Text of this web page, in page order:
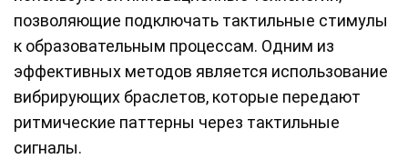
позволяющие подключать тактильные стимулы
к образовательным процессам. Одним из
эффективных методов является использование
вибрирующих браслетов, которые передают
ритмические паттерны через тактильные
сигналы.